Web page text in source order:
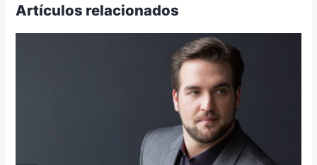
Artículos relacionados